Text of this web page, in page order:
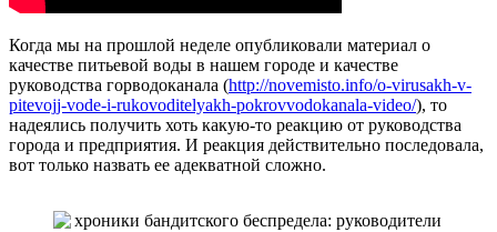
Когда мы на прошлой неделе опубликовали материал о
качестве питьевой воды в нашем городе и качестве
руководства горводоканала (http://novemisto.info/o-virusakh-v-
pitevojj-vode-i-rukovoditelyakh-pokrovvodokanala-video/), то
надеялись получить хоть какую-то реакцию от руководства
города и предприятия. И реакция действительно последовала,
вот только назвать ее адекватной сложно.